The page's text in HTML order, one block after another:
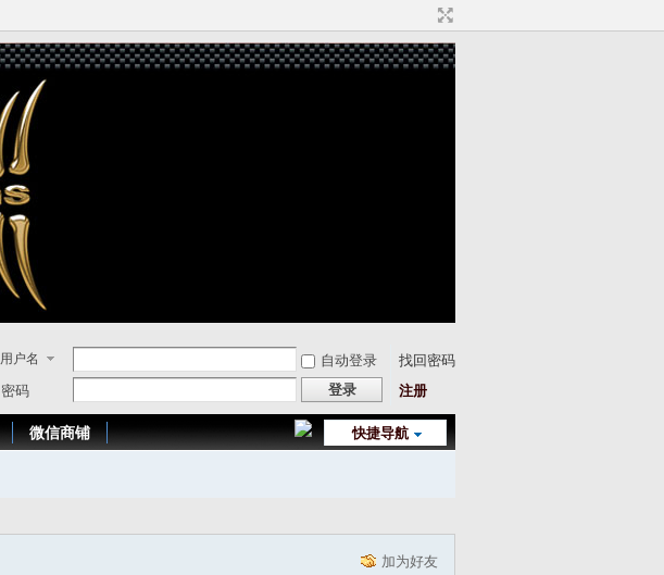
用户名 自动登录
找回密码
密码
登录 注册
快捷导航
微信商铺
加为好友